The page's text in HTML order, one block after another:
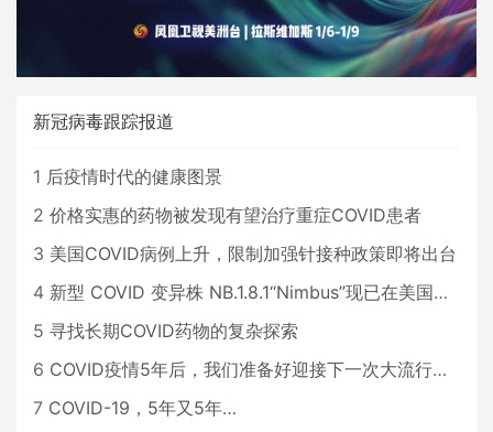
新冠病毒跟踪报道
1 后疫情时代的健康图景
2 价格实惠的药物被发现有望治疗重症COVID患者
3 美国COVID病例上升，限制加强针接种政策即将出台
4 新型 COVID 变异株 NB.1.8.1“Nimbus”现已在美国占据主导地位
5 寻找长期COVID药物的复杂探索
6 COVID疫情5年后，我们准备好迎接下一次大流行了吗？
7 COVID-19，5年又5年…